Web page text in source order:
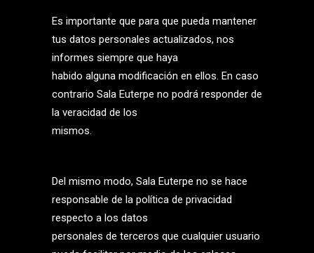
Es importante que para que pueda mantener
tus datos personales actualizados, nos
informes siempre que haya
habido alguna modificación en ellos. En caso
contrario Sala Euterpe no podrá responder de
la veracidad de los
mismos.
Del mismo modo, Sala Euterpe no se hace
responsable de la política de privacidad
respecto a los datos
personales de terceros que cualquier usuario